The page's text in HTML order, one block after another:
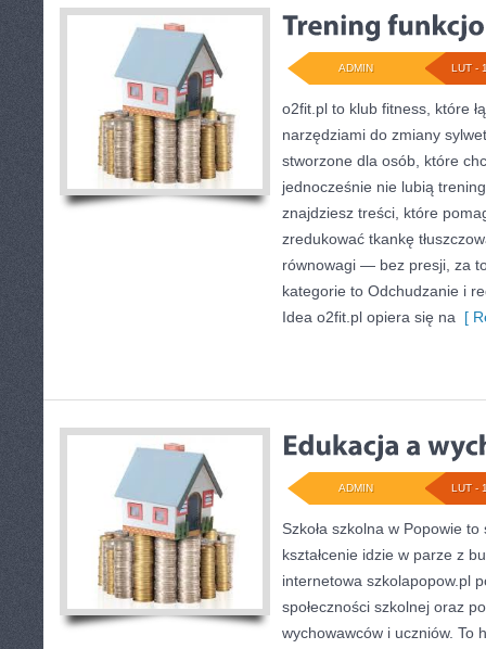
LUT -
ADMIN
o2fit.pl to klub fitness, które
narzędziami do zmiany
stworzone dla osób, które
jednocześnie nie lubią
znajdziesz treści, które
zredukować tkankę
równowagi — bez presji, za
kategorie to Odchudzanie i
Idea o2fit.pl opiera się na [
LUT -
ADMIN
Szkoła szkolna w Popowie
kształcenie idzie w parze z
internetowa szkolapopow.pl
społeczności szkolnej oraz
wychowawców i uczniów. To